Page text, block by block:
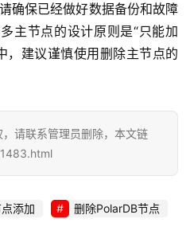
确保已经做好数据备份和故障
主节点的设计原则是“只能加
，建议谨慎使用删除主节点的
请联系管理员删除，本文链
添加
删除PolarDB节点